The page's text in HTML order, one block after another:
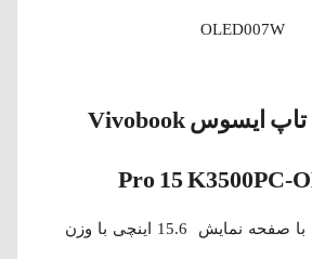
OLED007W
طراحی لپ‌ تاپ ایسوس Vivobook
Pro 15 K3500PC-
ویوو بوک پرو 15 با صفحه نمایش 15.6 اینچی با وزن